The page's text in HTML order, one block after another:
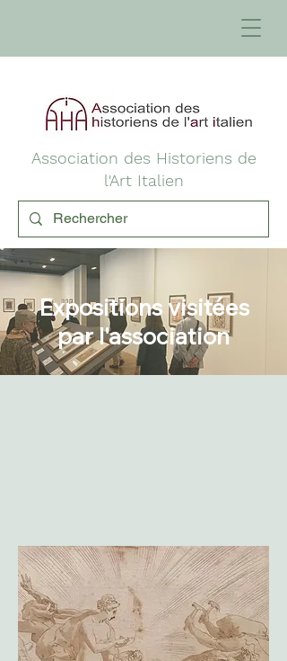
Association des Historiens de
l'Art Italien
Expositions visitées
par l'association